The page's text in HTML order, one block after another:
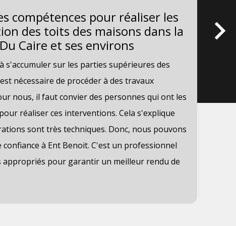
compétences pour réaliser les
des toits des maisons dans la
Caire et ses environs
s'accumuler sur les parties supérieures des
nécessaire de procéder à des travaux
nous, il faut convier des personnes qui ont les
réaliser ces interventions. Cela s'explique
sont très techniques. Donc, nous pouvons
à Ent Benoit. C'est un professionnel
appropriés pour garantir un meilleur rendu de